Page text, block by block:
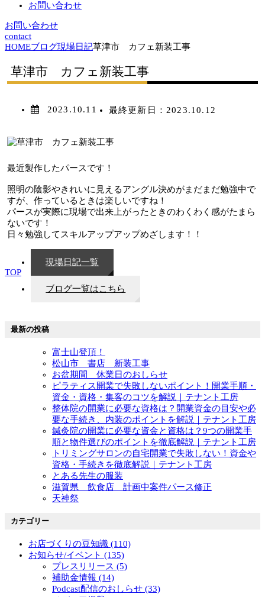
お問い合わせ
TOP
お問い合わせ
contact
HOMEブログ現場日記草津市 カフェ新装工事
草津市 カフェ新装工事
2023.10.11 最終更新日： 2023.10.12
最近製作したパースです！
照明の陰影やきれいに見えるアングル決めがまだまだ勉強中で
すが、作っているときは楽しいですね！
パースが実際に現場で出来上がったときのわくわく感がたまら
ないです！
日々勉強してスキルアップアップめざします！！
現場日記一覧
ブログ一覧はこちら
最新の投稿
富士山登頂！
松山市 書店 新装工事
お盆期間 休業日のおしらせ
ピラティス開業で失敗しないポイント！開業手順・
資金・資格・集客のコツを解説｜テナント工房
整体院の開業に必要な資格は？開業資金の目安や必
要な手続き、内装のポイントを解説｜テナント工房
鍼灸院の開業に必要な資金と資格は？9つの開業手
順と物件選びのポイントを徹底解説｜テナント工房
トリミングサロンの自宅開業で失敗しない！資金や
資格・手続きを徹底解説｜テナント工房
とある先生の服装
滋賀県 飲食店 計画中案件パース修正
天神祭
カテゴリー
お店づくりの豆知識 (110)
お知らせ/イベント (135)
プレスリリース (5)
補助金情報 (14)
Podcast配信のおしらせ (33)